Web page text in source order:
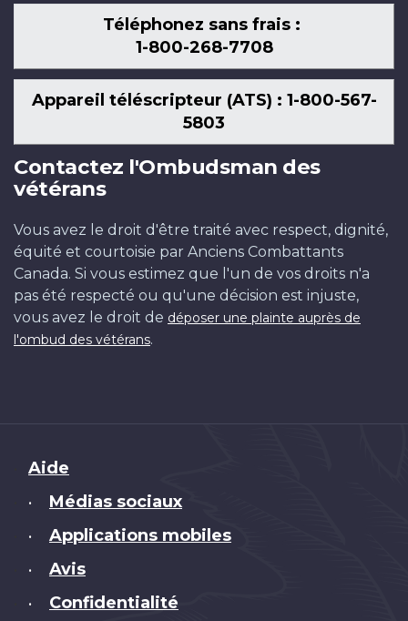
Téléphonez sans frais :
1-800-268-7708
Appareil téléscripteur (ATS) : 1-800-567-
5803
Contactez l'Ombudsman des
vétérans
Vous avez le droit d'être traité avec respect, dignité,
équité et courtoisie par Anciens Combattants
Canada. Si vous estimez que l'un de vos droits n'a
pas été respecté ou qu'une décision est injuste,
vous avez le droit de déposer une plainte auprès de
l'ombud des vétérans.
Brand
Aide
• Médias sociaux
• Applications mobiles
• Avis
• Confidentialité